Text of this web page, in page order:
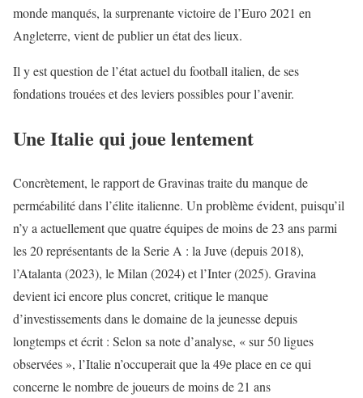
monde manqués, la surprenante victoire de l’Euro 2021 en
Angleterre, vient de publier un état des lieux.
Il y est question de l’état actuel du football italien, de ses
fondations trouées et des leviers possibles pour l’avenir.
Une Italie qui joue lentement
Concrètement, le rapport de Gravinas traite du manque de
perméabilité dans l’élite italienne. Un problème évident, puisqu’il
n’y a actuellement que quatre équipes de moins de 23 ans parmi
les 20 représentants de la Serie A : la Juve (depuis 2018),
l’Atalanta (2023), le Milan (2024) et l’Inter (2025). Gravina
devient ici encore plus concret, critique le manque
d’investissements dans le domaine de la jeunesse depuis
longtemps et écrit : Selon sa note d’analyse, « sur 50 ligues
observées », l’Italie n’occuperait que la 49e place en ce qui
concerne le nombre de joueurs de moins de 21 ans